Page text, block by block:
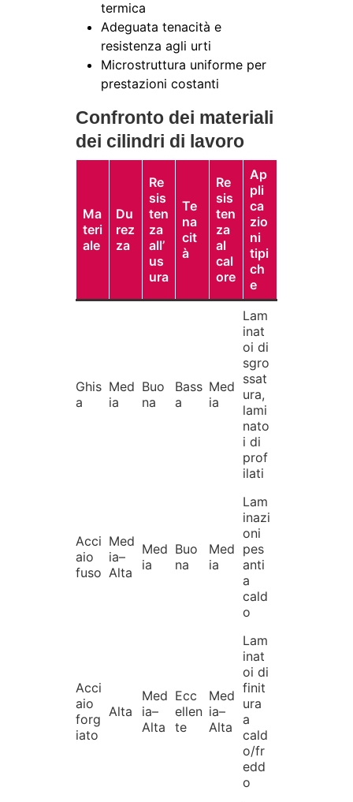
termica
Adeguata tenacità e
resistenza agli urti
Microstruttura uniforme per
prestazioni costanti
Confronto dei materiali
dei cilindri di lavoro
Ma
teri
ale
Du
rez
za
Re
sis
ten
za
all’
us
ura
Te
na
cit
à
Re
sis
ten
za
al
cal
ore
Ap
pli
ca
zio
ni
tipi
ch
e
Ghis
a
Med
ia
Buo
na
Bass
a
Med
ia
Lam
inat
oi di
sgro
ssat
ura,
lami
nato
i di
prof
ilati
Acci
aio
fuso
Med
ia–
Alta
Med
ia
Buo
na
Med
ia
Lam
inazi
oni
pes
anti
a
cald
o
Acci
aio
forg
iato
Alta
Med
ia–
Alta
Ecc
ellen
te
Med
ia–
Alta
Lam
inat
oi di
finit
ura
a
cald
o/fr
edd
o